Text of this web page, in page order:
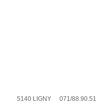
5140 LIGNY 071/88.90.51